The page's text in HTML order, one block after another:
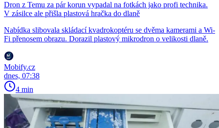
Dron z Temu za pár korun vypadal na fotkách jako profi technika.
V zásilce ale přišla plastová hračka do dlaně
Nabídka slibovala skládací kvadrokoptéru se dvěma kamerami a Wi-
Fi přenosem obrazu. Dorazil plastový mikrodron o velikosti dlaně.
Mobify.cz
dnes, 07:38
4 min